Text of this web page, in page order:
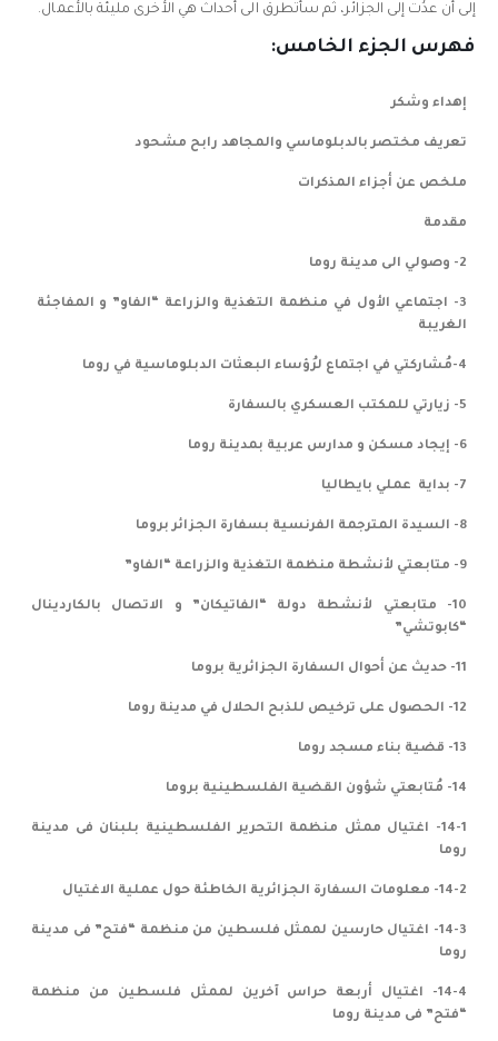
إلى أن عدُت إلى الجزائر، ثم سأتطرق الى أحداث هي الأخرى مليئة بالأعمال.
فهرس الجزء الخامس:
إهداء وشكر
تعريف مختصر بالدبلوماسي والمجاهد رابح مشحود
ملخص عن أجزاء المذكرات
مقدمة
2- وصولي الى مدينة روما
3- اجتماعي الأول في منظمة التغذية والزراعة “الفاو” و المفاجئة
الغريبة
4-مُشاركتي في اجتماع لرُؤساء البعثات الدبلوماسية في روما
5- زيارتي للمكتب العسكري بالسفارة
6- إيجاد مسكن و مدارس عربية بمدينة روما
7- بداية عملي بايطاليا
8- السيدة المترجمة الفرنسية بسفارة الجزائر بروما
9- متابعتي لأنشطة منظمة التغذية والزراعة “الفاو”
10- متابعتي لأنشطة دولة “الفاتيكان” و الاتصال بالكاردينال
“كابوتشي”
11- حديث عن أحوال السفارة الجزائرية بروما
12- الحصول على ترخيص للذبح الحلال في مدينة روما
13- قضية بناء مسجد روما
14- مُتابعتي شؤون القضية الفلسطينية بروما
14-1- اغتيال ممثل منظمة التحرير الفلسطينية بلبنان فى مدينة
روما
14-2- معلومات السفارة الجزائرية الخاطئة حول عملية الاغتيال
14-3- اغتيال حارسين لممثل فلسطين من منظمة “فتح” فى مدينة
روما
14-4- اغتيال أربعة حراس آخرين لممثل فلسطين من منظمة
“فتح” فى مدينة روما